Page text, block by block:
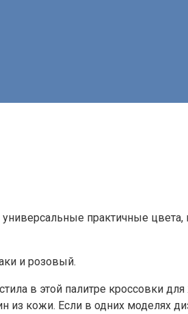
практичные цвета,
и розовый.
в этой палитре кроссовки
из кожи. Если в одних моделях